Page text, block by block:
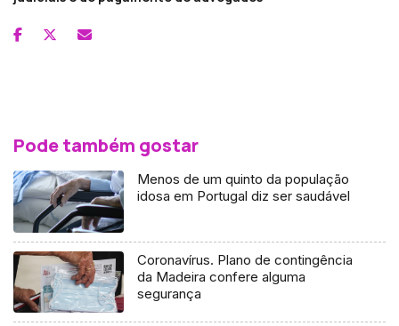
Pode também gostar
Menos de um quinto da população
idosa em Portugal diz ser saudável
Coronavírus. Plano de contingência
da Madeira confere alguma
segurança